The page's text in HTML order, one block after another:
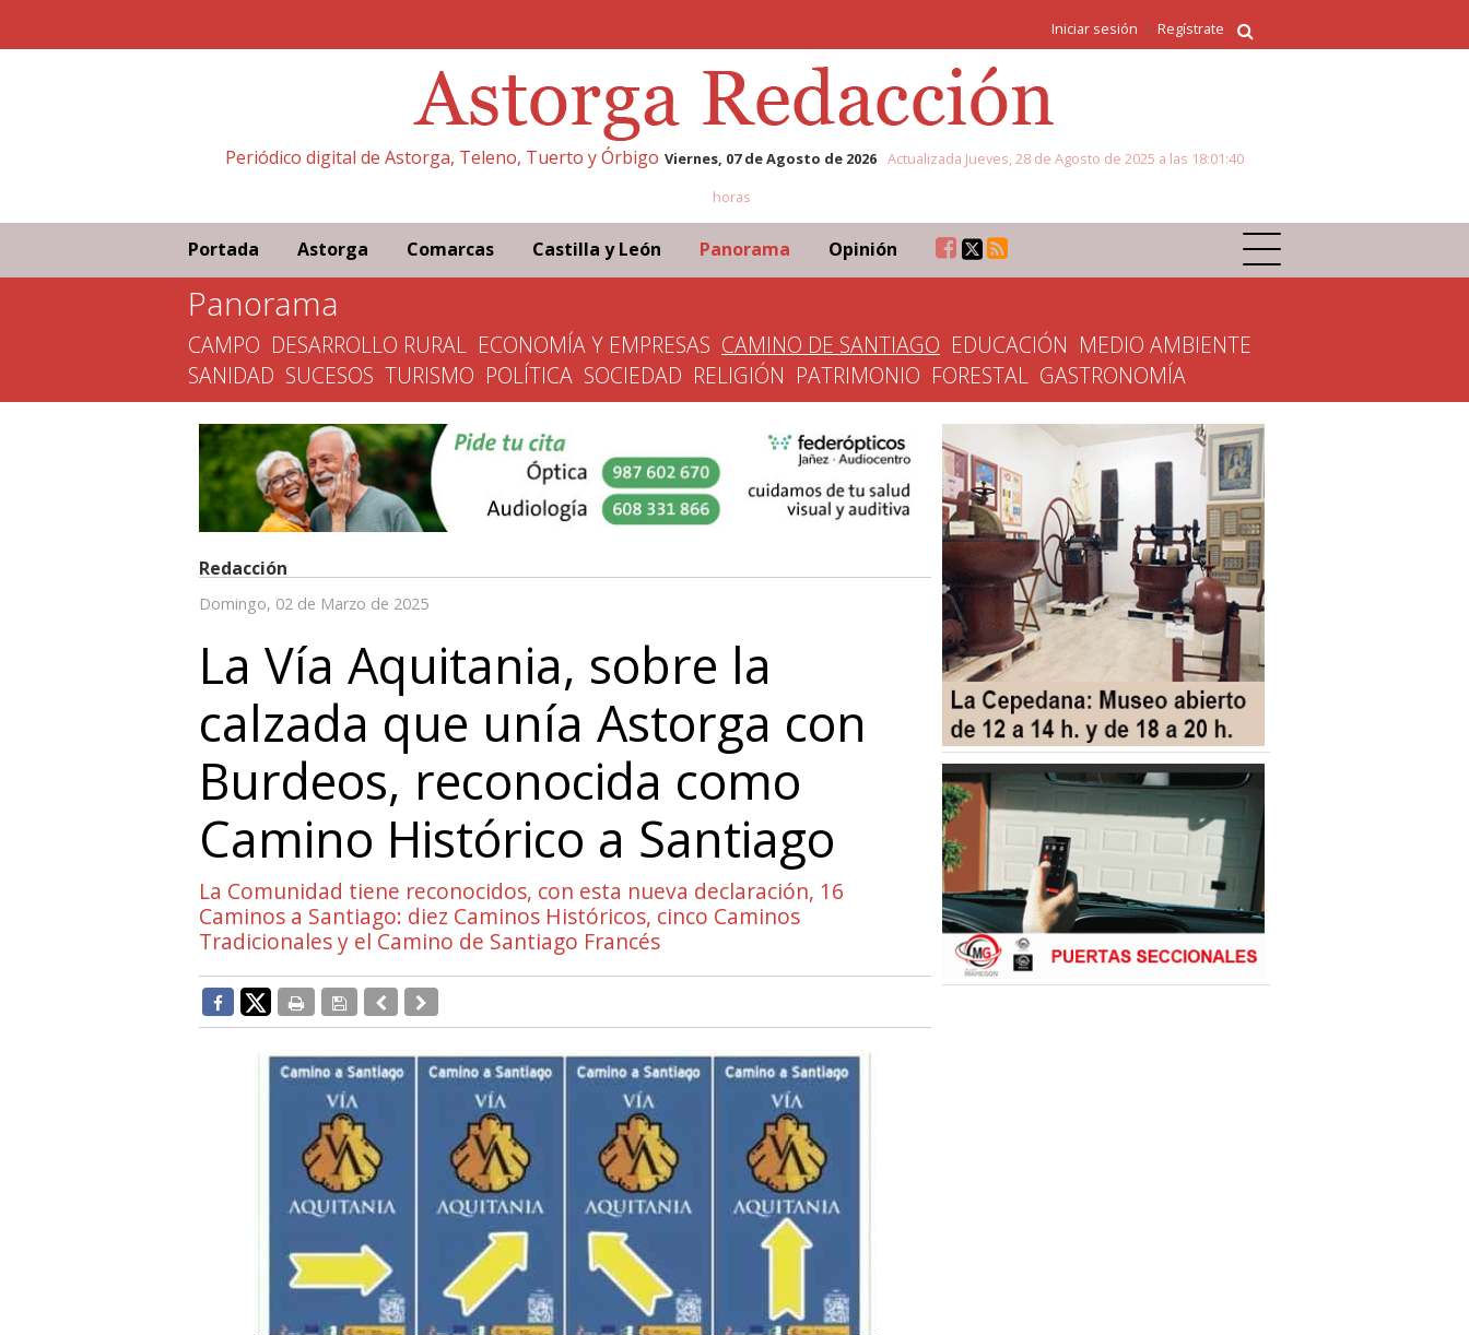
Iniciar sesión Regístrate
Periódico digital de Astorga, Teleno, Tuerto y Órbigo Viernes, 07 de Agosto de 2026 Actualizada Jueves, 28 de Agosto de 2025 a las 18:01:40
horas
Portada Astorga Comarcas Castilla y León Panorama Opinión
Panorama
CAMPO DESARROLLO RURAL ECONOMÍA Y EMPRESAS CAMINO DE SANTIAGO EDUCACIÓN MEDIO AMBIENTE
SANIDAD SUCESOS TURISMO POLÍTICA SOCIEDAD RELIGIÓN PATRIMONIO FORESTAL GASTRONOMÍA
Redacción
Domingo, 02 de Marzo de 2025
La Vía Aquitania, sobre la
calzada que unía Astorga con
Burdeos, reconocida como
Camino Histórico a Santiago
La Comunidad tiene reconocidos, con esta nueva declaración, 16
Caminos a Santiago: diez Caminos Históricos, cinco Caminos
Tradicionales y el Camino de Santiago Francés